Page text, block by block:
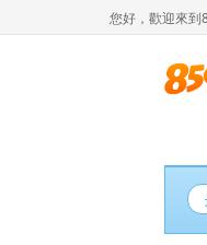
您好，歡迎來到